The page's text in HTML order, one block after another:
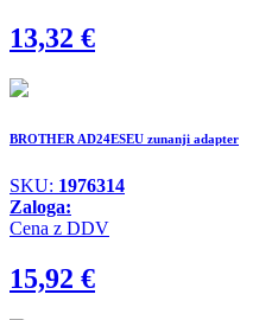
13,32 €
BROTHER AD24ESEU zunanji adapter
SKU: 1976314
Zaloga:
Cena z DDV
15,92 €